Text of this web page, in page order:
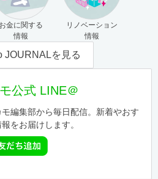
お金に関する
情報
リノベーション
情報
JOURNALを見る
公式 LINE＠
モ編集部から毎日配信。新着やおす
をお届けします。